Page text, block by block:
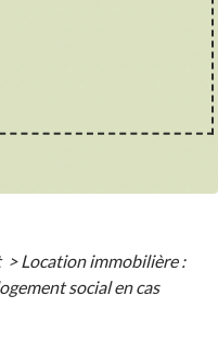
> Location immobilière :
social en cas